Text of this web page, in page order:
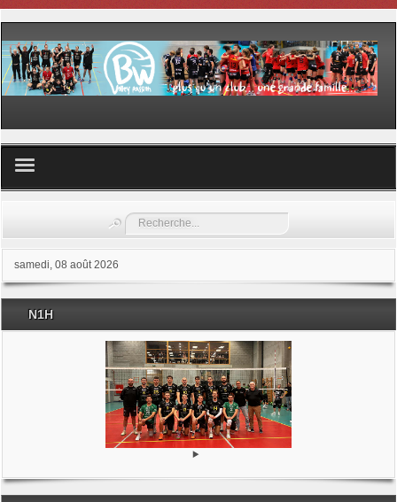
Les samedis du sport
Les stages
Documents
Rechercher
samedi, 08 août 2026
N1H